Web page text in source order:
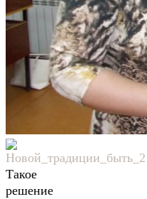
Такое
решение